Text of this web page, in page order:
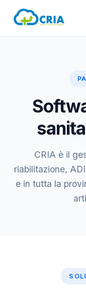
CRIA è il
riabilitazione,
e in tutta la